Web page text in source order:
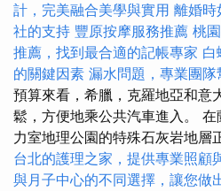
計，完美融合美學與實用 離婚時
社的支持 豐原按摩服務推薦 桃
推薦，找到最合適的記帳專家 白
的關鍵因素 漏水問題，專業團
預算來看，希臘，克羅地亞和意
鬆，方便地乘公共汽車進入。
力室地理公園的特殊石灰岩地層
台北的護理之家，提供專業照顧
與月子中心的不同選擇，讓您做